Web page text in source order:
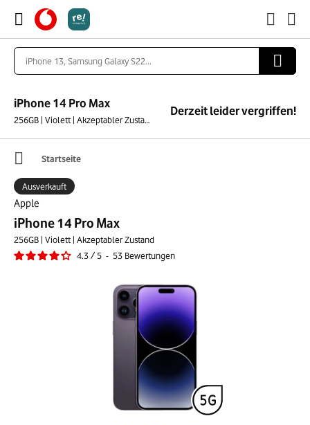
iPhone 14 Pro Max
256GB | Violett | Akzeptabler Zustand
Derzeit leider vergriffen!
Startseite
Apple
iPhone 14 Pro Max
256GB | Violett | Akzeptabler Zustand
4.3/5 - 53 Bewertungen
Ausverkauft